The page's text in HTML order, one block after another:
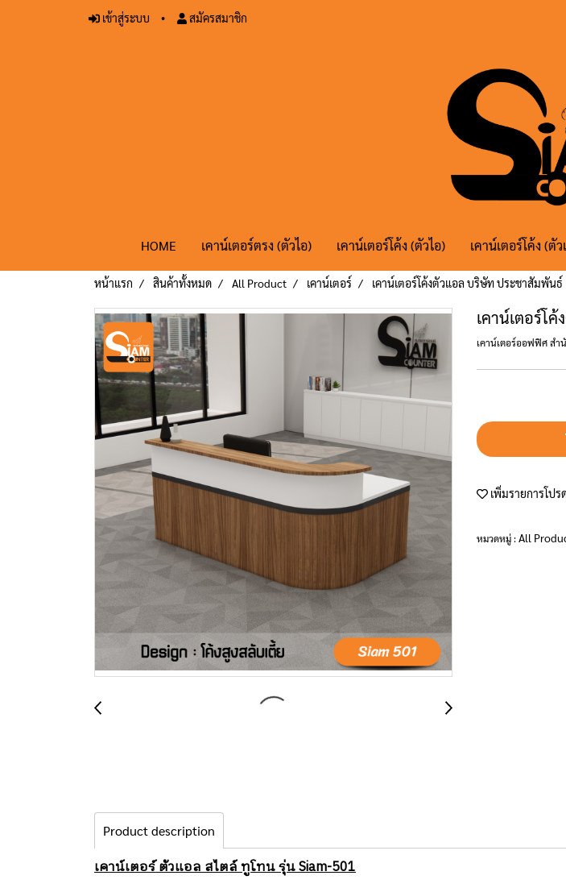
เข้าสู่ระบบ สมัครสมาชิก
HOME เคาน์เตอร์ตรง (ตัวไอ) เคาน์เตอร์โค้ง (ตัวไอ) เคาน์เตอร์โค้ง (ตั
หน้าแรก สินค้าทั้งหมด All Product เคาน์เตอร์ เคาน์เตอร์โค้งตัวแอล บริษัท ประชาสัมพันธ์
เคาน์เตอร์โ
เคาน์เตอร์ออฟฟิศ สำ
เพิ่มรายการโปร
หมวดหมู่ :All
Product description
เคาน์เตอร์ ตัวแอล สไตล์ ทูโทน รุ่น Siam-501